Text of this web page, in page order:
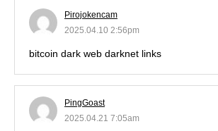
Pirojokencam
2025.04.10 2:56pm
bitcoin dark web darknet links
PingGoast
2025.04.21 7:05am